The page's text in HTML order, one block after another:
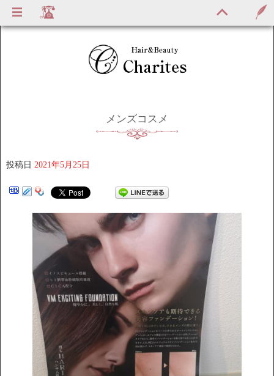
メンズコスメ
投稿日 2021年5月25日